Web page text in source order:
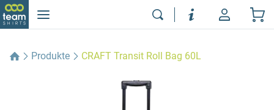
Produkte CRAFT Transit Roll Bag 60L